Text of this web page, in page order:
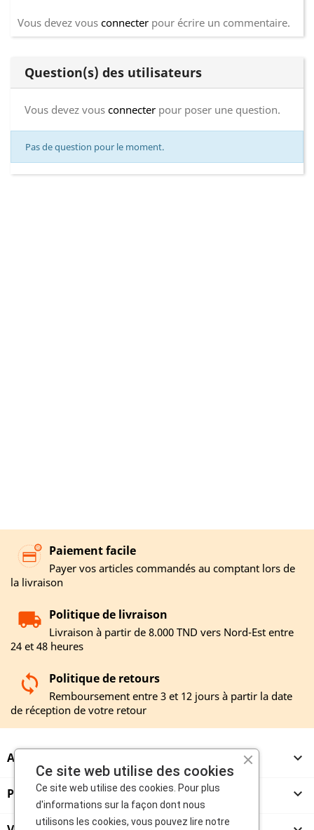
Vous devez vous connecter pour écrire un commentaire.
Question(s) des utilisateurs
Vous devez vous connecter pour poser une question.
Pas de question pour le moment.
Paiement facile
Payer vos articles commandés au comptant lors de
la livraison
Politique de livraison
Livraison à partir de 8.000 TND vers Nord-Est entre
24 et 48 heures
Politique de retours
Remboursement entre 3 et 12 jours à partir la date
de réception de votre retour
A PROPOS 
PRODUITS 
Ce site web utilise des cookies
Ce site web utilise des cookies. Pour plus
d'informations sur la façon dont nous
utilisons les cookies, vous pouvez lire notre